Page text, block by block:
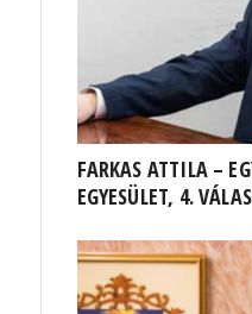
FARKAS ATTILA –
EGYESÜLET, 4.